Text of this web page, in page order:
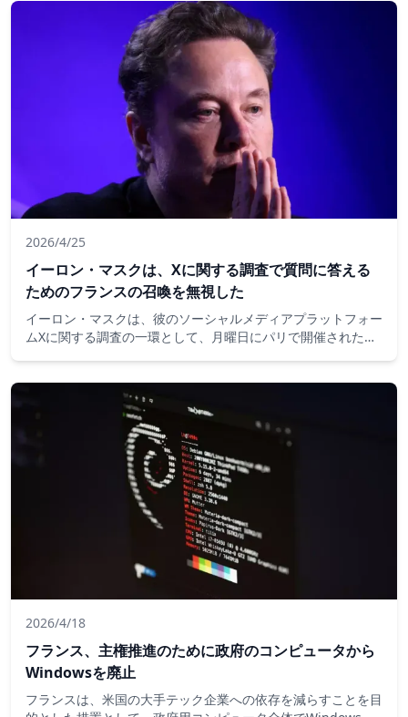
は包括的な検閲から、誰がつながるかを選択する制度へと移行
しており、不平等、経済的損害、そして異議に対するより厳格
な管理に関する懸念が高まっています。
2026/4/25
イーロン・マスクは、Xに関する調査で質問に答える
ためのフランスの召喚を無視した
イーロン・マスクは、彼のソーシャルメディアプラットフォー
ムXに関する調査の一環として、月曜日にパリで開催された公
れたという疑惑に焦点を当てています。
2026/4/18
フランス、主権推進のために政府のコンピュータから
Windowsを廃止
フランスは、米国の大手テック企業への依存を減らすことを目